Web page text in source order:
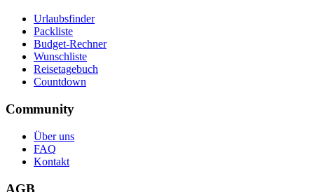
Urlaubsfinder
Packliste
Budget-Rechner
Wunschliste
Reisetagebuch
Countdown
Community
Über uns
FAQ
Kontakt
AGB